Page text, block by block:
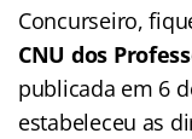
Concurseiro,
CNU dos
publicada em 6
estabeleceu as